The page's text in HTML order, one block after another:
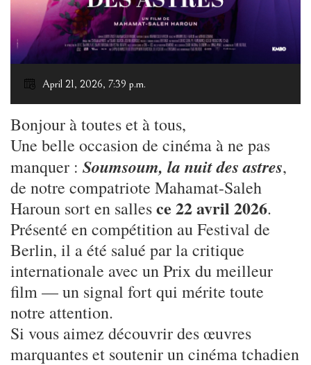
April 21, 2026, 7:39 p.m.
Bonjour à toutes et à tous,
Une belle occasion de cinéma à ne pas
manquer : Soumsoum, la nuit des astres,
de notre compatriote Mahamat-Saleh
Haroun sort en sallesce 22 avril 2026.
Présenté en compétition au Festival de
Berlin, il a été salué par la critique
internationale avec un Prix du meilleur
film — un signal fort qui mérite toute
notre attention.
Si vous aimez découvrir des œuvres
marquantes et soutenir un cinéma tchadien